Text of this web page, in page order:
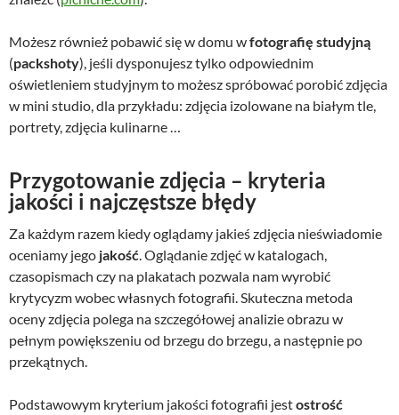
Możesz również pobawić się w domu wfotografię studyjną
(packshoty), jeśli dysponujesz tylko odpowiednim
oświetleniem studyjnym to możesz spróbować porobić zdjęcia
w mini studio, dla przykładu: zdjęcia izolowane na białym tle,
portrety, zdjęcia kulinarne …
Przygotowanie zdjęcia – kryteria
jakości i najczęstsze błędy
Za każdym razem kiedy oglądamy jakieś zdjęcia nieświadomie
oceniamy jego jakość . Oglądanie zdjęć w katalogach,
czasopismach czy na plakatach pozwala nam wyrobić
krytycyzm wobec własnych fotografii. Skuteczna metoda
oceny zdjęcia polega na szczegółowej analizie obrazu w
pełnym powiększeniu od brzegu do brzegu, a następnie po
przekątnych.
Podstawowym kryterium jakości fotografii jestostrość